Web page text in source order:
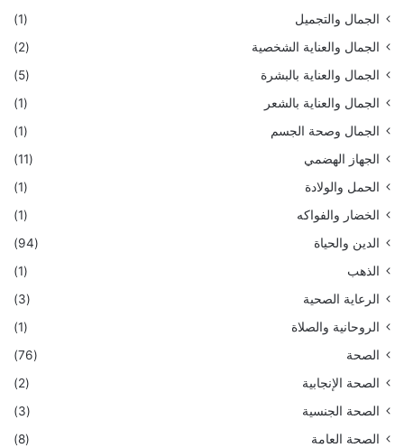
الجمال والتجميل
(1)
الجمال والعناية الشخصية
(2)
الجمال والعناية بالبشرة
(5)
الجمال والعناية بالشعر
(1)
الجمال وصحة الجسم
(1)
الجهاز الهضمي
(11)
الحمل والولادة
(1)
الخضار والفواكه
(1)
الدين والحياة
(94)
الذهب
(1)
الرعاية الصحية
(3)
الروحانية والصلاة
(1)
الصحة
(76)
الصحة الإنجابية
(2)
الصحة الجنسية
(3)
الصحة العامة
(8)